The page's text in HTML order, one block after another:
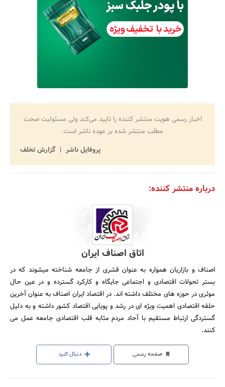
اخبار رسمی هویت منتشر کننده را تایید می‌کند ولی مسئولیت صحت
مطلب منتشر شده بر عهده ناشر است.
پروفایل ناشر
گزارش تخلف
درباره منتشر کننده:
اتاق اصناف ایران
اصناف و بازاریان همواره به عنوان قشری از جامعه شناخته میشوند که در
بستر تحولات اقتصادی و اجتماعی جایگاه و کارکرد گسترده و در عین حال
موثری در حوزه های مختلف داشته اند. در اقتصاد ایران اصناف به عنوان آخرین
حلقه اقتصادی اهمیت ویژه ای در رشد و پویایی اقتصاد کشور داشته و به دلیل
گستردگی ارتباط مستقیم با آحاد مردم مثابه قلب اقتصادی جامعه عمل می
کنند.
صفحه رسمی دنبال کنید